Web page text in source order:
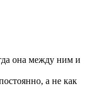
она между ним и
а не как